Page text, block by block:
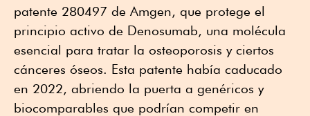
patente 280497 de Amgen, que protege el
principio activo de Denosumab, una molécula
esencial para tratar la osteoporosis y ciertos
cánceres óseos. Esta patente había caducado
en 2022, abriendo la puerta a genéricos y
biocomparables que podrían competir en